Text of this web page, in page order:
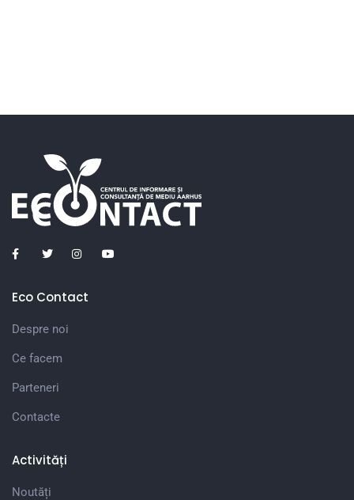
Eco Contact
Despre noi
Ce facem
Parteneri
Contacte
Activități
Noutăți